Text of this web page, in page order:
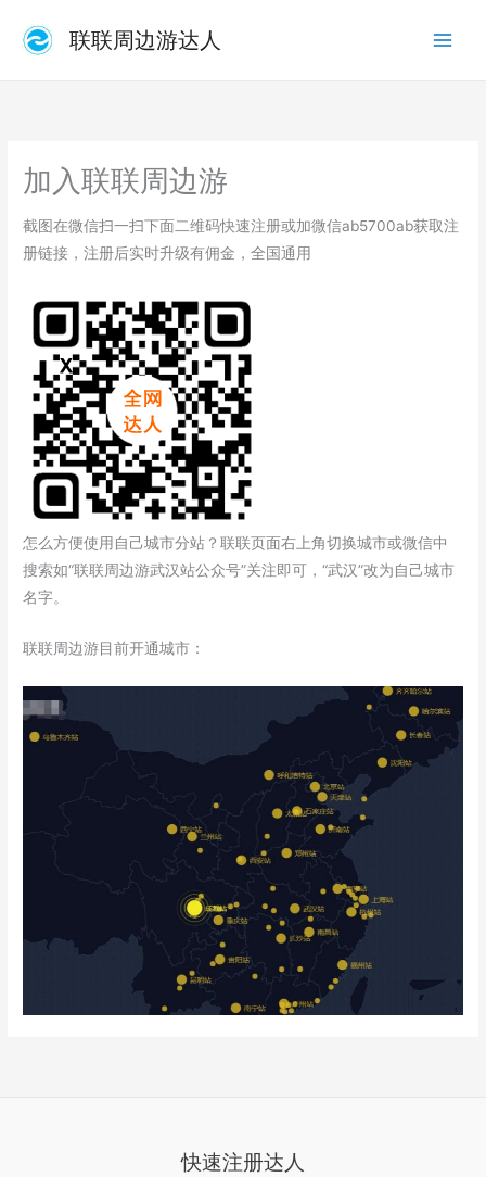
联联周边游达人
加入联联周边游
截图在微信扫一扫下面二维码快速注册或加微信ab5700ab获取注
册链接，注册后实时升级有佣金，全国通用
怎么方便使用自己城市分站？联联页面右上角切换城市或微信中
搜索如“联联周边游武汉站公众号”关注即可，“武汉”改为自己城市
名字。
联联周边游目前开通城市：
快速注册达人